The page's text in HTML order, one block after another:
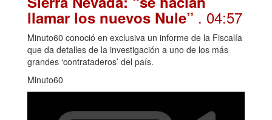
llamar los nuevos Nule” . 04:57
Minuto60 conoció en exclusiva un informe de la Fiscalía
que da detalles de la investigación a uno de los más
grandes ‘contrataderos’ del país.
Minuto60